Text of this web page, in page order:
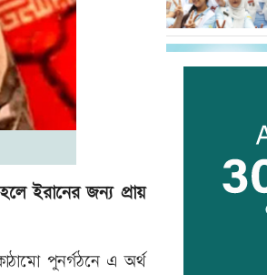
ইরানের জন্য প্রায়
পুনর্গঠনে এ অর্থ